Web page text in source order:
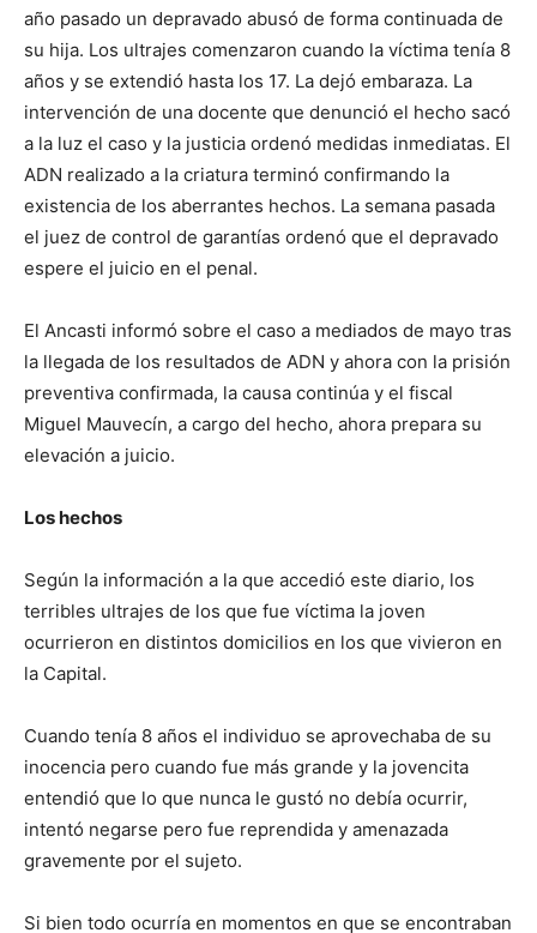
año pasado un depravado abusó de forma continuada de
su hija. Los ultrajes comenzaron cuando la víctima tenía 8
años y se extendió hasta los 17. La dejó embaraza. La
intervención de una docente que denunció el hecho sacó
a la luz el caso y la justicia ordenó medidas inmediatas. El
ADN realizado a la criatura terminó confirmando la
existencia de los aberrantes hechos. La semana pasada
el juez de control de garantías ordenó que el depravado
espere el juicio en el penal.
El Ancasti informó sobre el caso a mediados de mayo tras
la llegada de los resultados de ADN y ahora con la prisión
preventiva confirmada, la causa continúa y el fiscal
Miguel Mauvecín, a cargo del hecho, ahora prepara su
elevación a juicio.
Los hechos
Según la información a la que accedió este diario, los
terribles ultrajes de los que fue víctima la joven
ocurrieron en distintos domicilios en los que vivieron en
la Capital.
Cuando tenía 8 años el individuo se aprovechaba de su
inocencia pero cuando fue más grande y la jovencita
entendió que lo que nunca le gustó no debía ocurrir,
intentó negarse pero fue reprendida y amenazada
gravemente por el sujeto.
Si bien todo ocurría en momentos en que se encontraban